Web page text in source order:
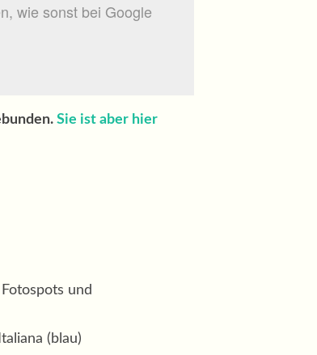
wie sonst bei Google
Sie ist aber hier
und
(blau)